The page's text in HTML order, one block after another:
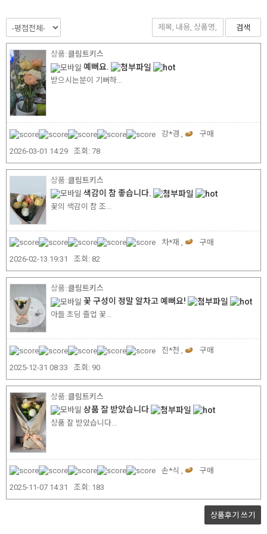
검색
클림트키스
예뻐요.
받으시는분이 기뻐하...
강*경 ,
구매
2026-03-01 14:29
조회: 78
클림트키스
색감이 참 좋습니다.
꽃의 색감이 참 조...
차*재 ,
구매
2026-02-13 19:31
조회: 82
클림트키스
꽃 구성이 정말 알차고 예뻐요!
아들 초딩 졸업 꽃...
진*천 ,
구매
2025-12-31 08:33
조회: 90
클림트키스
상품 잘 받았습니다
상품 잘 받았습니다...
손*식 ,
구매
2025-11-07 14:31
조회: 183
상품후기 쓰기